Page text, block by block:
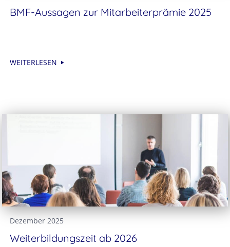
BMF-Aussagen zur Mitarbeiter­prämie 2025
WEITERLESEN
Dezember 2025
Weiterbildungszeit ab 2026